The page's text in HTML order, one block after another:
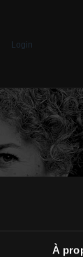
À
Login